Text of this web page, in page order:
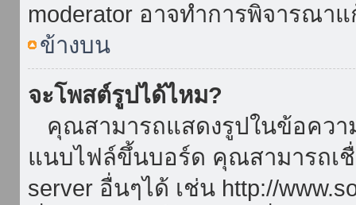
moderator อาจทำการพิจารณา
ข้างบน
จะโพสต์รูปได้ไหม?
คุณสามารถแสดงรูปในข้อคว
แนบไฟล์ขึ้นบอร์ด คุณสามารถเชื่
server อื่นๆได้ เช่น http://